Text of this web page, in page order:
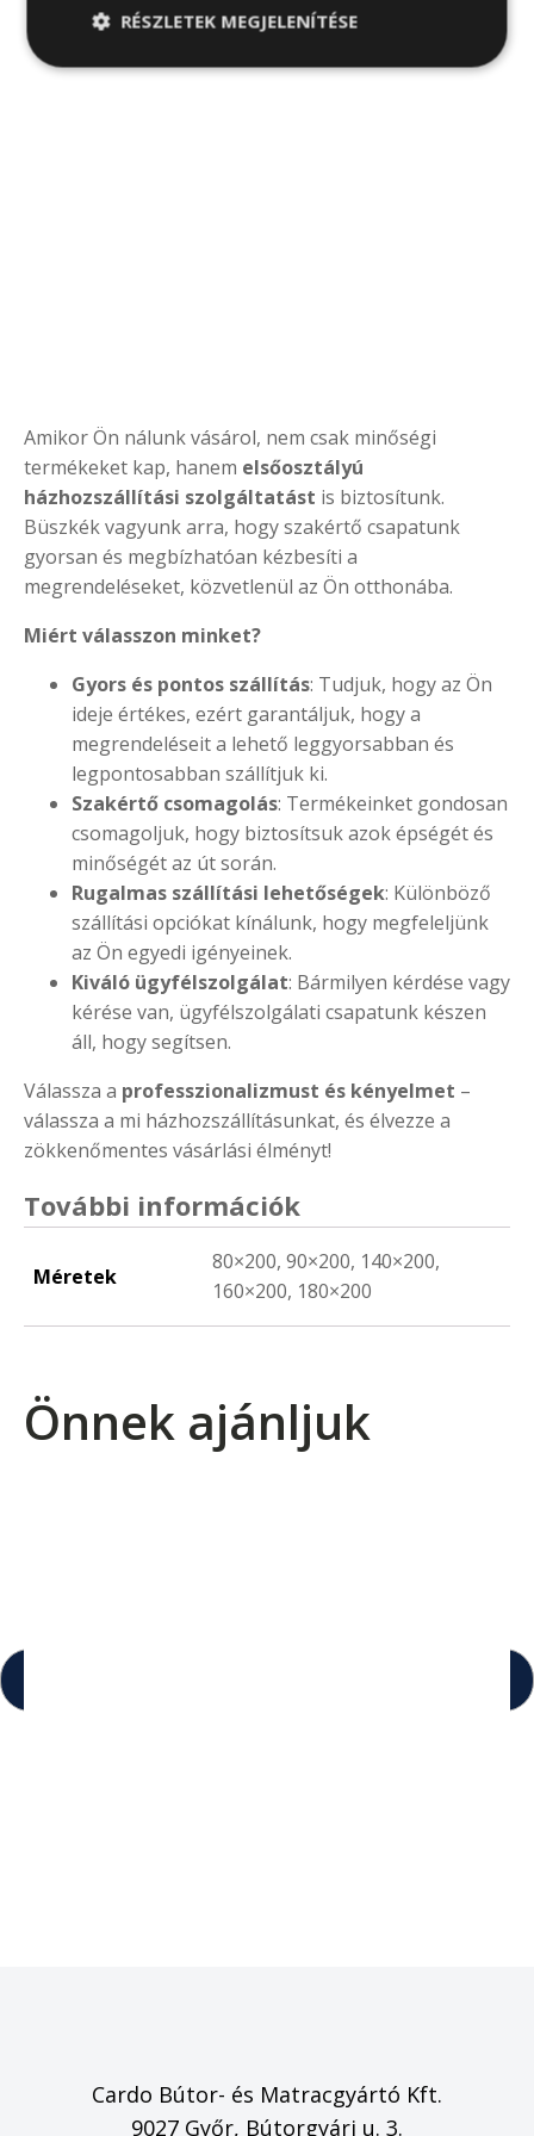
Amikor Ön nálunk vásárol, nem csak minőségi
termékeket kap, hanem elsőosztályú
házhozszállítási szolgáltatást is biztosítunk.
Büszkék vagyunk arra, hogy szakértő csapatunk
gyorsan és megbízhatóan kézbesíti a
megrendeléseket, közvetlenül az Ön otthonába.
Miért válasszon minket?
Gyors és pontos szállítás: Tudjuk, hogy az Ön
ideje értékes, ezért garantáljuk, hogy a
megrendeléseit a lehető leggyorsabban és
legpontosabban szállítjuk ki.
Szakértő csomagolás: Termékeinket gondosan
csomagoljuk, hogy biztosítsuk azok épségét és
minőségét az út során.
Rugalmas szállítási lehetőségek: Különböző
szállítási opciókat kínálunk, hogy megfeleljünk
az Ön egyedi igényeinek.
Kiváló ügyfélszolgálat: Bármilyen kérdése vagy
kérése van, ügyfélszolgálati csapatunk készen
áll, hogy segítsen.
Válassza a professzionalizmust és kényelmet –
válassza a mi házhozszállításunkat, és élvezze a
zökkenőmentes vásárlási élményt!
További információk
Méretek
80×200, 90×200, 140×200,
160×200, 180×200
Önnek ajánljuk
Cardo Bútor- és Matracgyártó Kft.
9027 Győr, Bútorgyári u. 3.
RÉSZLETEK MEGJELENÍTÉSE